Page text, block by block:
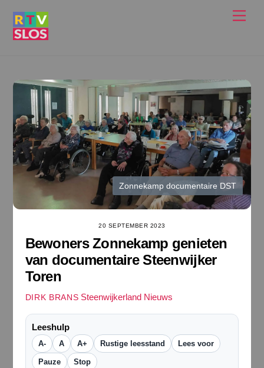
Zonnekamp documentaire DST
20 SEPTEMBER 2023
Bewoners Zonnekamp genieten
van documentaire Steenwijker
Toren
DIRK BRANS Steenwijkerland Nieuws
Leeshulp
A- A A+ Rustige leesstand Lees voor
Pauze Stop